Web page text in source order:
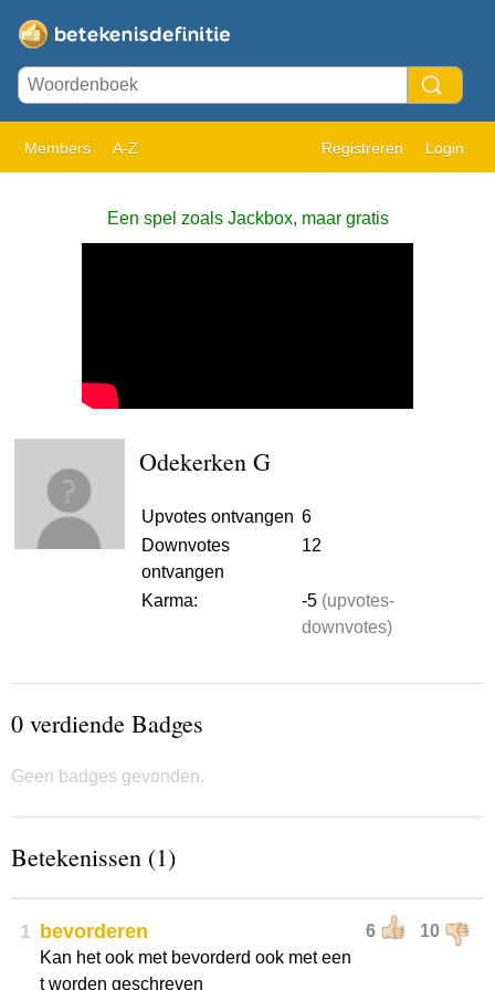
Members A-Z Registreren Login
Een spel zoals Jackbox, maar gratis
Odekerken G
Upvotes ontvangen 6
Downvotes
ontvangen
12
Karma: -5 (upvotes-
downvotes)
0 verdiende Badges
Geen badges gevonden.
Betekenissen (1)
1 6 10
bevorderen
Kan het ook met bevorderd ook met een
t worden geschreven